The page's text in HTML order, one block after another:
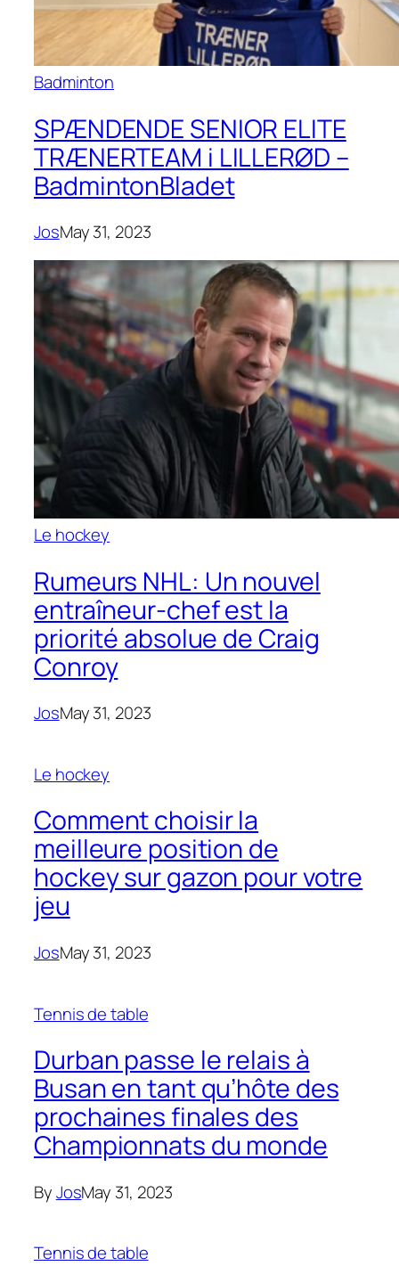
Badminton
SPÆNDENDE SENIOR ELITE
TRÆNERTEAM i LILLERØD –
BadmintonBladet
JosMay 31, 2023
Le hockey
Rumeurs NHL: Un nouvel
entraîneur-chef est la
priorité absolue de Craig
Conroy
JosMay 31, 2023
Le hockey
Comment choisir la
meilleure position de
hockey sur gazon pour votre
jeu
JosMay 31, 2023
Tennis de table
Durban passe le relais à
Busan en tant qu’hôte des
prochaines finales des
Championnats du monde
ByJosMay 31, 2023
Tennis de table